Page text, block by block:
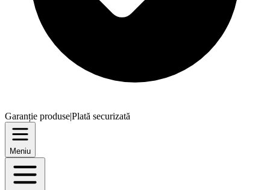
Garanție produse|Plată securizată
Meniu